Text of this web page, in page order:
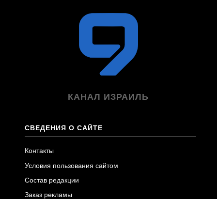
КАНАЛ ИЗРАИЛЬ
СВЕДЕНИЯ О САЙТЕ
Контакты
Условия пользования сайтом
Состав редакции
Заказ рекламы